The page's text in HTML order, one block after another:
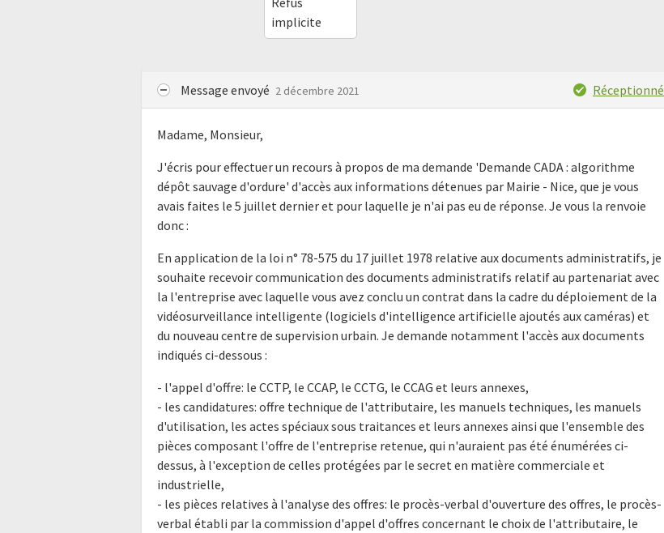
implicite
Message envoyé 2 décembre 2021 Réceptionné
Madame, Monsieur,
J'écris pour effectuer un recours à propos de ma demande 'Demande CADA : algorithme
dépôt sauvage d'ordure' d'accès aux informations détenues par Mairie - Nice, que je vous
avais faites le 5 juillet dernier et pour laquelle je n'ai pas eu de réponse. Je vous la renvoie
donc :
En application de la loi n° 78-575 du 17 juillet 1978 relative aux documents administratifs, je
souhaite recevoir communication des documents administratifs relatif au partenariat avec
la l'entreprise avec laquelle vous avez conclu un contrat dans la cadre du déploiement de la
vidéosurveillance intelligente (logiciels d'intelligence artificielle ajoutés aux caméras) et
du nouveau centre de supervision urbain. Je demande notamment l'accès aux documents
indiqués ci-dessous :
- l'appel d'offre: le CCTP, le CCAP, le CCTG, le CCAG et leurs annexes,
- les candidatures: offre technique de l'attributaire, les manuels techniques, les manuels
d'utilisation, les actes spéciaux sous traitances et leurs annexes ainsi que l'ensemble des
pièces composant l'offre de l'entreprise retenue, qui n'auraient pas été énumérées ci-
dessus, à l'exception de celles protégées par le secret en matière commerciale et
industrielle,
- les pièces relatives à l'analyse des offres: le procès-verbal d'ouverture des offres, le procès-
verbal établi par la commission d'appel d'offres concernant le choix de l'attributaire, le